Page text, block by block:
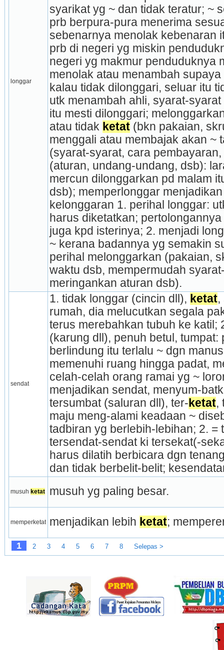
longgar
syarikat yg ~ dan tidak teratur; ~
prb berpura-pura menerima
sebenar­nya menolak kebenaran
prb di negeri yg miskin
negeri yg makmur pen­duduknya
menolak atau menambah
kalau tidak dilonggari, seluar itu
utk menambah ahli, syarat-
itu mesti dilonggari;
atau tidak ketat (bkn pakaian,
menggali atau membajak akan ~
(syarat-syarat, cara
(aturan, undang-undang, dsb):
mercun dilonggarkan pd malam
dsb); memperlonggar
kelonggaran 1. perihal longgar:
harus diketatkan;
juga kpd isteri­nya; 2. menjadi
~ kerana badannya yg semakin
perihal melonggarkan (pakaian,
waktu dsb, mempermudah
meringankan aturan dsb).
sendat
1. tidak longgar (cincin dll), ketat,
rumah, dia melucutkan segala
terus merebahkan tubuh ke katil;
(karung dll), penuh betul, tumpat:
berlindung itu terlalu ~ dgn
memenuhi ruang hingga padat,
celah-celah orang ramai yg ~
menjadikan sendat, me­nyum-
tersumbat (saluran dll), ter- ketat,
maju meng-alami keadaan ~
tadbiran yg berlebih-lebihan; 2. =
tersendat-sendat ki tersekat(-
harus dilatih berbicara dgn
dan tidak berbelit-belit;
musuh ketat musuh yg paling besar.
memperketat menjadikan lebih ketat;
1 2 3 4 5 6 7 8 Selepas >